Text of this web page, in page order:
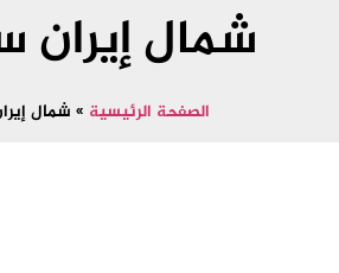
شمال إيران
الصفحة الرئيسية » شمال